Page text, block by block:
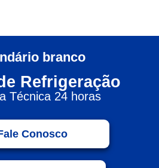
Refrigeração
Técnica 24 horas
Conosco